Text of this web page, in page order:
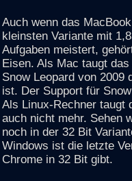
Auch wenn das
kleinsten Variante mit
Aufgaben meistert,
Eisen. Als Mac taugt
Snow Leopard von 2009
ist. Der Support für
Als Linux-Rechner taugt
auch nicht mehr. Sehen
noch in der 32 Bit
Windows ist die letzte
Chrome in 32 Bit gibt.